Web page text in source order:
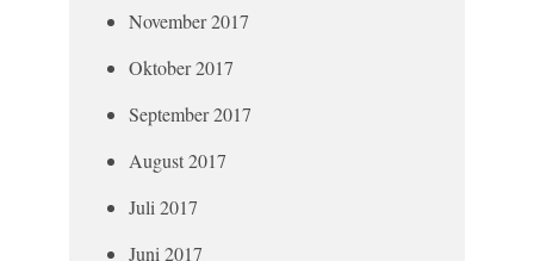
November 2017
Oktober 2017
September 2017
August 2017
Juli 2017
Juni 2017